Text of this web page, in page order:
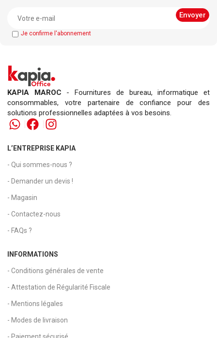
Je confirme l'abonnement
KAPIA MAROC - Fournitures de bureau, informatique et
consommables, votre partenaire de confiance pour des
solutions professionnelles adaptées à vos besoins.
L’ENTREPRISE KAPIA
- Qui sommes-nous ?
- Demander un devis !
- Magasin
- Contactez-nous
- FAQs ?
INFORMATIONS
- Conditions générales de vente
- Attestation de Régularité Fiscale
- Mentions légales
- Modes de livraison